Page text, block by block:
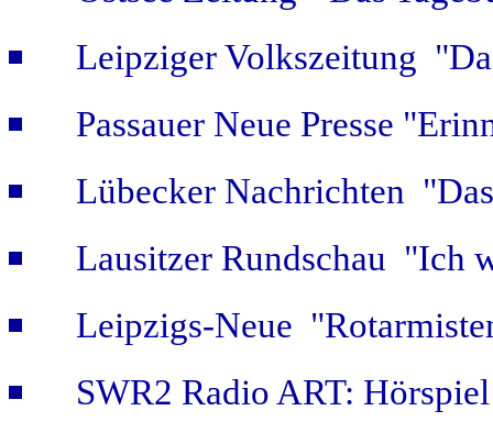
Leipziger Volkszeitung
Passauer Neue Presse
Lübecker Nachrichten
Lausitzer Rundschau "Ich
Leipzigs-Neue
SWR2 Radio ART: Hörspiel